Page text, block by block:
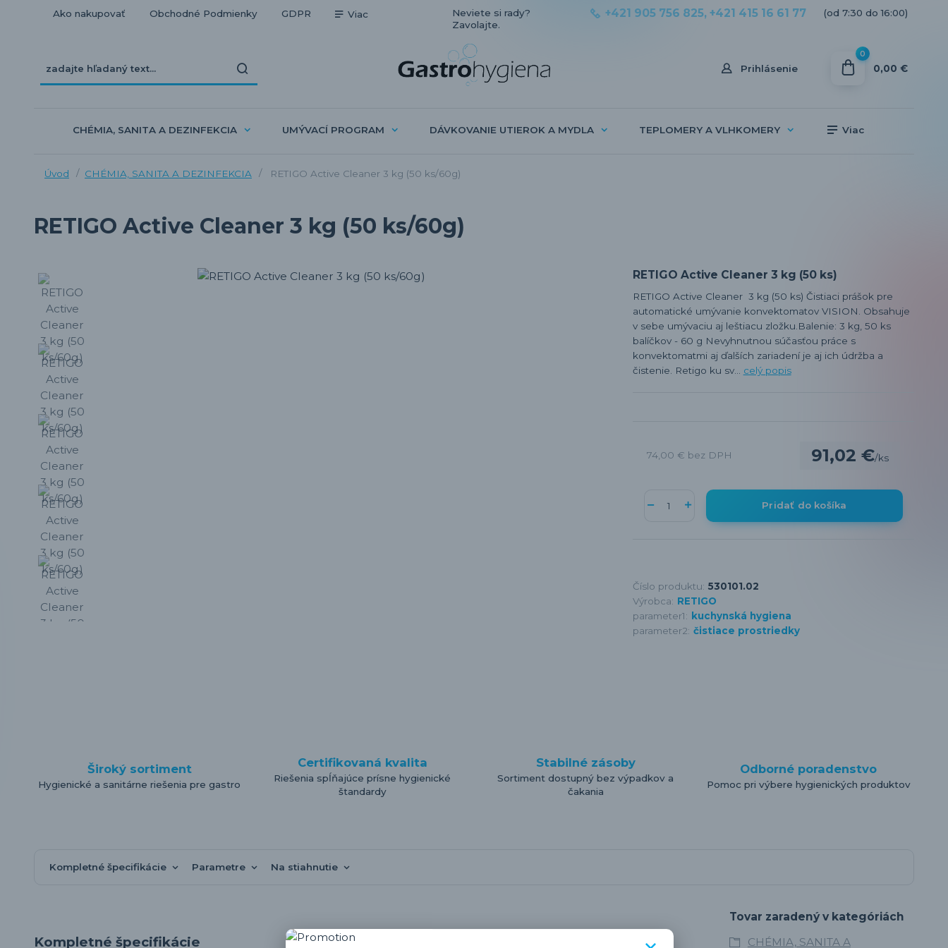
Ako nakupovať Obchodné Podmienky GDPR Viac
Prihlásenie
Neviete si rady?
Zavolajte.
+421 905 756 825, +421 415 16 61 77 (od 7:30 do 16:00)
0
0,00 €
CHÉMIA, SANITA A DEZINFEKCIA UMÝVACÍ PROGRAM DÁVKOVANIE UTIEROK A MYDLA TEPLOMERY A VLHKOMERY Viac
Úvod CHÉMIA, SANITA A DEZINFEKCIA RETIGO Active Cleaner 3 kg (50 ks/60g)
RETIGO Active Cleaner 3 kg (50 ks/60g)
RETIGO Active Cleaner 3 kg (50 ks)
RETIGO Active Cleaner 3 kg (50 ks) Čistiaci prášok pre
automatické umývanie konvektomatov VISION. Obsahuje
v sebe umývaciu aj leštiacu zložku.Balenie: 3 kg, 50 ks
balíčkov - 60 g Nevyhnutnou súčasťou práce s
konvektomatmi aj ďalších zariadení je aj ich údržba a
čistenie. Retigo ku sv... celý popis
91,02 €/ks
74,00 € bez DPH
Pridať do košíka
Číslo produktu: 530101.02
Výrobca: RETIGO
parameter1: kuchynská hygiena
parameter2: čistiace prostriedky
Široký sortiment
Hygienické a sanitárne riešenia pre gastro
Certifikovaná kvalita
Riešenia spĺňajúce prísne hygienické
štandardy
Stabilné zásoby
Sortiment dostupný bez výpadkov a
čakania
Odborné poradenstvo
Pomoc pri výbere hygienických produktov
Kompletné špecifikácie Parametre Na stiahnutie
Kompletné špecifikácie
Tovar zaradený v kategóriách
CHÉMIA, SANITA A